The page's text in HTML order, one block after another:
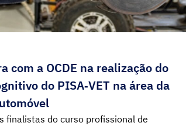
com a OCDE na realização do
do PISA‑VET na área da
finalistas do curso profissional de